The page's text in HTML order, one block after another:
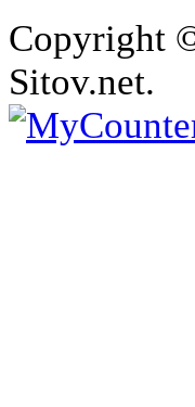
Copyright
Sitov.net.